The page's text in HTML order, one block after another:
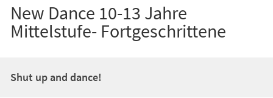
New Dance 10-13 Jahre
Mittelstufe- Fortgeschrittene
Shut up and dance!